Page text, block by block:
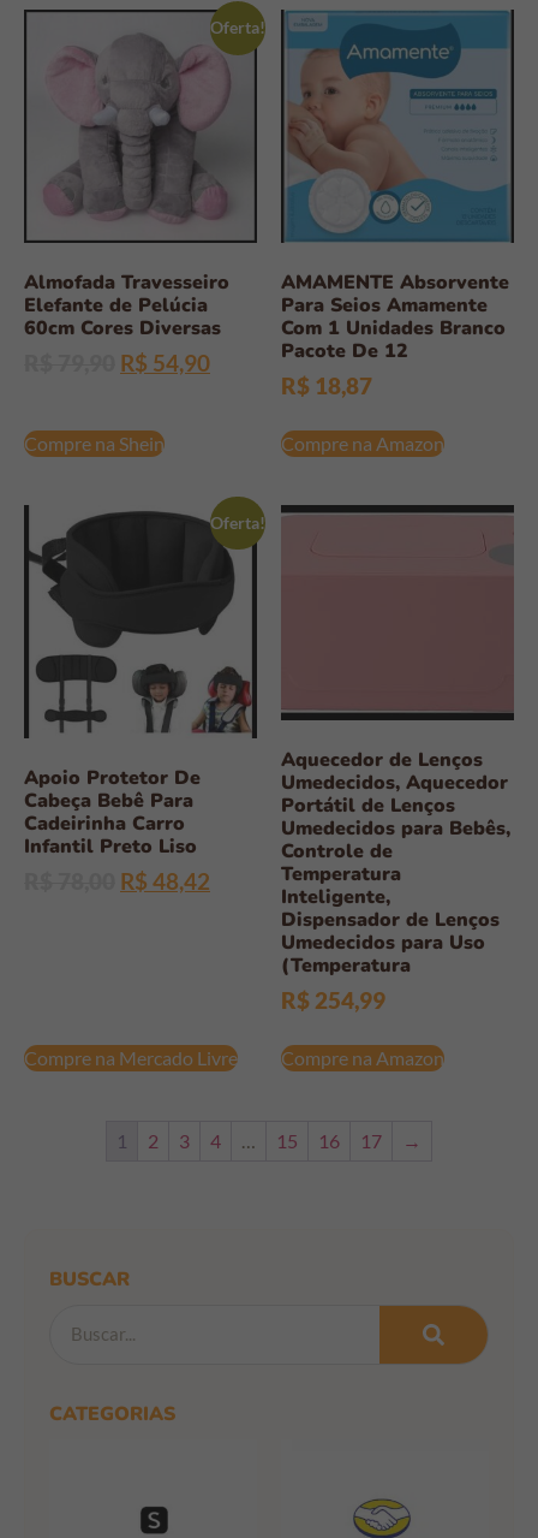
Oferta!
Almofada Travesseiro
Elefante de Pelúcia
60cm Cores Diversas
R$ 54,90
Compre na Shein
AMAMENTE Absorvente
Para Seios Amamente
Com 1 Unidades Branco
Pacote De 12
R$ 18,87
Compre na Amazon
Oferta!
Apoio Protetor De
Cabeça Bebê Para
Cadeirinha Carro
Infantil Preto Liso
R$ 48,42
Compre na Mercado Livre
Aquecedor de Lenços
Umedecidos, Aquecedor
Portátil de Lenços
Umedecidos para Bebês,
Controle de
Temperatura
Inteligente,
Dispensador de Lenços
Umedecidos para Uso
(Temperatura
R$ 254,99
Compre na Amazon
1 2 3 4 … 15 16 17 →
BUSCAR
CATEGORIAS